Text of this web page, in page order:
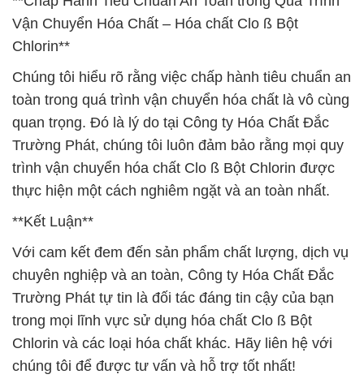
Vận Chuyển Hóa Chất – Hóa chất Clo ß Bột
Chlorin**
Chúng tôi hiểu rõ rằng việc chấp hành tiêu chuẩn an
toàn trong quá trình vận chuyển hóa chất là vô cùng
quan trọng. Đó là lý do tại Công ty Hóa Chất Đắc
Trường Phát, chúng tôi luôn đảm bảo rằng mọi quy
trình vận chuyển hóa chất Clo ß Bột Chlorin được
thực hiện một cách nghiêm ngặt và an toàn nhất.
**Kết Luận**
Với cam kết đem đến sản phẩm chất lượng, dịch vụ
chuyên nghiệp và an toàn, Công ty Hóa Chất Đắc
Trường Phát tự tin là đối tác đáng tin cậy của bạn
trong mọi lĩnh vực sử dụng hóa chất Clo ß Bột
Chlorin và các loại hóa chất khác. Hãy liên hệ với
chúng tôi để được tư vấn và hỗ trợ tốt nhất!